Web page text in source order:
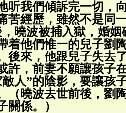
听我們傾訴完一切，
苦經歷，雖然不是同
曉波被捕入獄，婚姻
着他們惟一的兒子劉
後來，他跟兒子失去
許，前妻不願讓孩子
人”的陰影，要讓孩
（曉波去世前後，劉
關係。）